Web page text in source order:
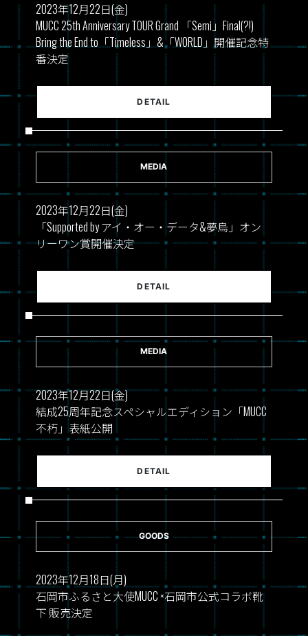
2023年12月22日(金)
MUCC 25th Anniversary TOUR Grand 「Semi」Final(?!)
Bring the End to「Timeless」&「WORLD」開催記念特
番決定
DETAIL
MEDIA
2023年12月22日(金)
「Supported by アイ・オー・データ&夢烏」オン
リーワン賞開催決定
DETAIL
MEDIA
2023年12月22日(金)
結成25周年記念スペシャルエディション「MUCC
不朽」表紙公開
DETAIL
GOODS
2023年12月18日(月)
石岡市ふるさと大使MUCC ×石岡市公式コラボ靴
下 販売決定